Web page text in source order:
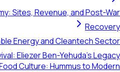
Israeli Tourism Economy:
Israeli Renewable
Hebrew Language Revival:
Israeli Cuisine and Food